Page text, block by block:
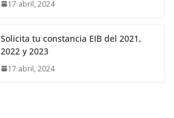
17 abril, 2024
Solicita tu constancia EIB del 2021,
2022 y 2023
17 abril, 2024